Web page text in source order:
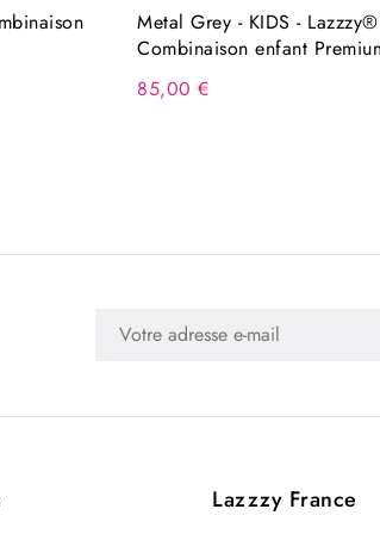
Metal Grey - KIDS - Lazzzy®
Combinaison enfant
85,00 €
Lazzzy France